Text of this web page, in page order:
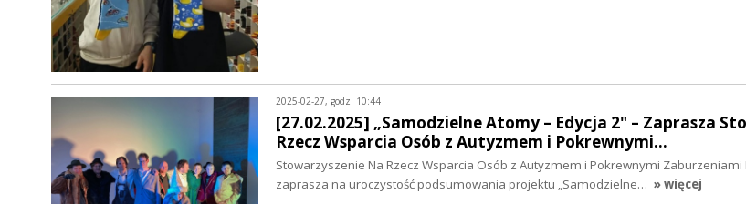
2025-02-27, godz. 10:44
[27.02.2025] „Samodzielne Atomy – Edycja 2" – Zaprasza
Rzecz Wsparcia Osób z Autyzmem i Pokrewnymi…
Stowarzyszenie Na Rzecz Wsparcia Osób z Autyzmem i Pokrewnymi Zaburzeniami
zaprasza na uroczystość podsumowania projektu „Samodzielne… » więcej